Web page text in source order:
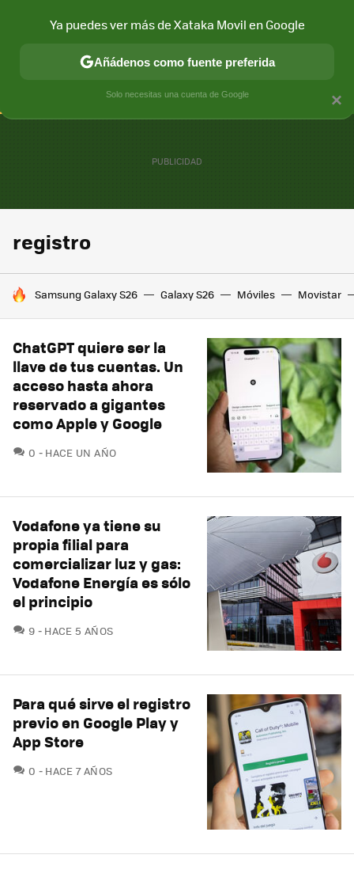
CONECTIVIDAD MÓVIL Y SOCIEDAD APLICACIONES
registro
HOY SE HABLA DE
Samsung Galaxy S26 Galaxy S26 Móviles Movistar
ChatGPT quiere ser la
llave de tus cuentas. Un
acceso hasta ahora
reservado a gigantes
como Apple y Google
0 COMENTARIOS
HACE UN AÑO
Vodafone ya tiene su
propia filial para
comercializar luz y gas:
Vodafone Energía es sólo
el principio
9 COMENTARIOS
HACE 5 AÑOS
Para qué sirve el registro
previo en Google Play y
App Store
0 COMENTARIOS
HACE 7 AÑOS
×
Ya puedes ver más de Xataka Movil en Google
Añádenos como fuente preferida
Solo necesitas una cuenta de Google